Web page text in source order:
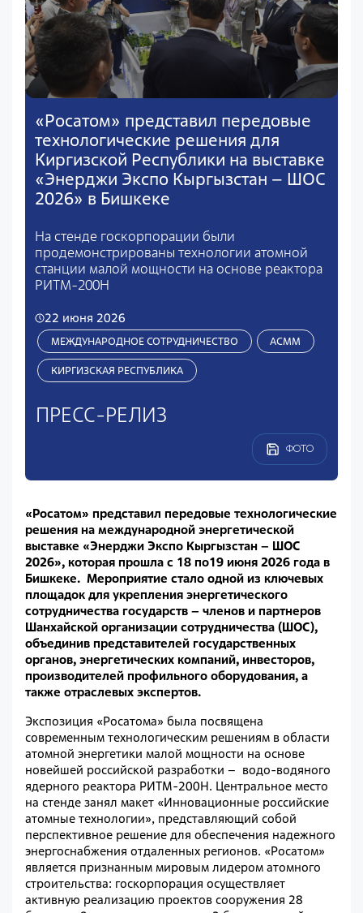
«Росатом» представил передовые
технологические решения для
Киргизской Республики на выставке
«Энерджи Экспо Кыргызстан – ШОС
2026» в Бишкеке
На стенде госкорпорации были
продемонстрированы технологии атомной
станции малой мощности на основе реактора
РИТМ-200Н
22 июня 2026
МЕЖДУНАРОДНОЕ СОТРУДНИЧЕСТВО АСММ
КИРГИЗСКАЯ РЕСПУБЛИКА
ПРЕСС-РЕЛИЗ
ФОТО
«Росатом» представил передовые технологические
решения на международной энергетической
выставке «Энерджи Экспо Кыргызстан – ШОС
2026», которая прошла с 18 по19 июня 2026 года в
Бишкеке. Мероприятие стало одной из ключевых
площадок для укрепления энергетического
сотрудничества государств – членов и партнеров
Шанхайской организации сотрудничества (ШОС),
объединив представителей государственных
органов, энергетических компаний, инвесторов,
производителей профильного оборудования, а
также отраслевых экспертов.
Экспозиция «Росатома» была посвящена
современным технологическим решениям в области
атомной энергетики малой мощности на основе
новейшей российской разработки – водо-водяного
ядерного реактора РИТМ-200Н. Центральное место
на стенде занял макет «Инновационные российские
атомные технологии», представляющий собой
перспективное решение для обеспечения надежного
энергоснабжения отдаленных регионов. «Росатом»
является признанным мировым лидером атомного
строительства: госкорпорация осуществляет
активную реализацию проектов сооружения 28